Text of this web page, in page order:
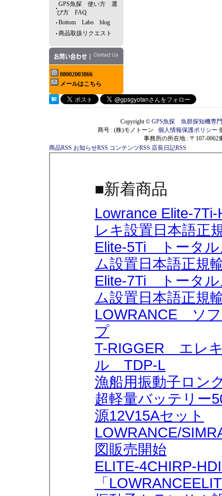
GPS魚探 使い方 選
び方 FAQ
Bottom Labo blog
商品取扱リクエスト
08002003866
メールはこちら
Copyright © GPS魚探 魚群探知機専
商号 : (株)モノトーン 個人情報保護ポリシー
事務所の所在地 : 〒107-
商品RSS お知らせRSS コンテンツRSS 店長日記RSS